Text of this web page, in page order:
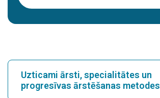
Uzticami ārsti, specialitātes un
progresīvas ārstēšanas metodes